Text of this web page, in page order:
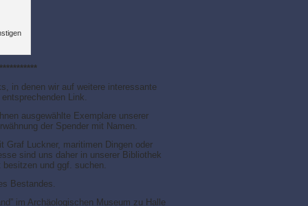
in denen wir auf weitere interessante
Link.
ausgewählte Exemplare unserer
der Spender mit Namen.
Graf Luckner, maritimen Dingen oder
sind uns daher in unserer Bibliothek
besitzen und ggf. suchen.
Bestandes.
im Archäologischen Museum zu Halle